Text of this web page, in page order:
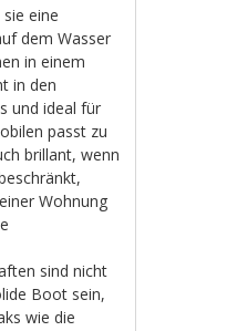
eine
dem Wasser
in einem
in den
und ideal für
passt zu
brillant, wenn
Wohnung
sind nicht
Boot sein,
wie die